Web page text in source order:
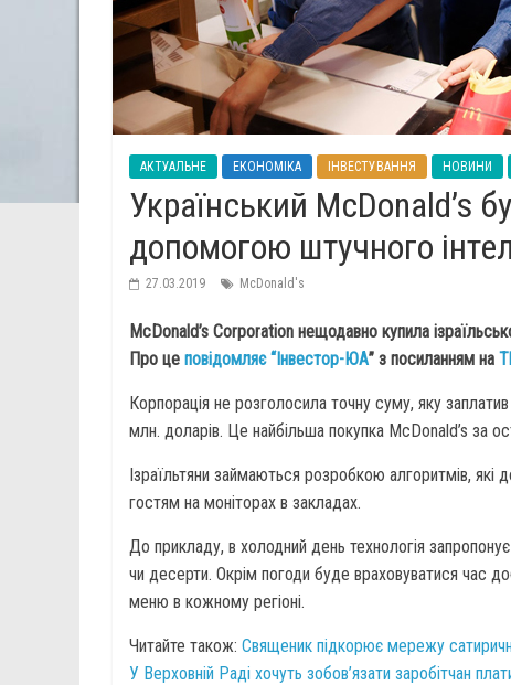
АКТУАЛЬНЕ ЕКОНОМІКА ІНВЕСТУВАННЯ НОВИНИ
Український McDonald’s
допомогою штучного
27.03.2019 McDonald's
McDonald’s Corporation нещодавно купила
Про це повідомляє “Інвестор-ЮА” з посиланням на
Корпорація не розголосила точну суму, яку
млн. доларів. Це найбільша покупка McDonald’s за
Ізраїльтяни займаються розробкою алгоритмів, які
гостям на моніторах в закладах.
До прикладу, в холодний день технологія
чи десерти. Окрім погоди буде враховуватися час
меню в кожному регіоні.
Читайте також: Священик підкорює мережу
У Верховній Раді хочуть зобов’язати заробітчан